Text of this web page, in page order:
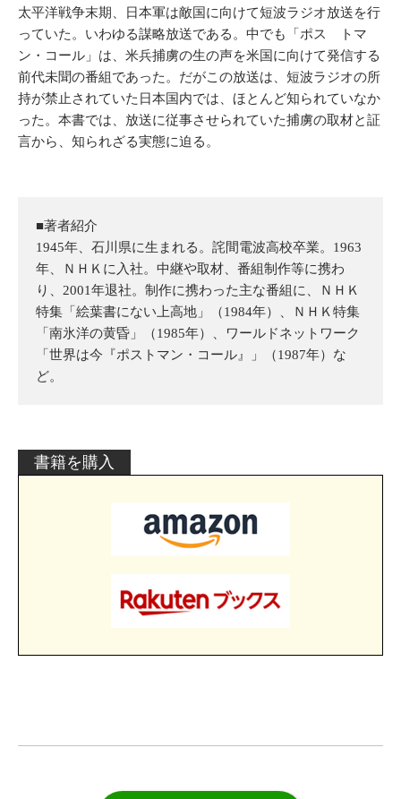
太平洋戦争末期、日本軍は敵国に向けて短波ラジオ放送を行
っていた。いわゆる謀略放送である。中でも「ポス トマ
ン・コール」は、米兵捕虜の生の声を米国に向けて発信する
前代未聞の番組であった。だがこの放送は、短波ラジオの所
持が禁止されていた日本国内では、ほとんど知られていなか
った。本書では、放送に従事させられていた捕虜の取材と証
言から、知られざる実態に迫る。
■著者紹介
1945年、石川県に生まれる。詫間電波高校卒業。1963
年、ＮＨＫに入社。中継や取材、番組制作等に携わ
り、2001年退社。制作に携わった主な番組に、ＮＨＫ
特集「絵葉書にない上高地」（1984年）、ＮＨＫ特集
「南氷洋の黄昏」（1985年）、ワールドネットワーク
「世界は今『ポストマン・コール』」（1987年）な
ど。
書籍を購入